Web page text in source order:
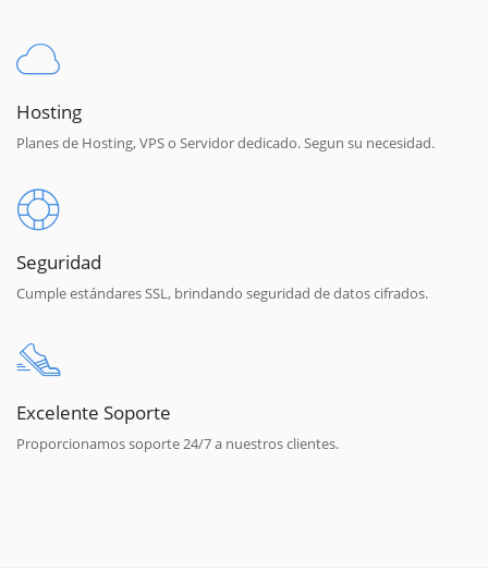
Hosting
Planes de Hosting, VPS o Servidor dedicado. Segun su necesidad.
Seguridad
Cumple estándares SSL, brindando seguridad de datos cifrados.
Excelente Soporte
Proporcionamos soporte 24/7 a nuestros clientes.